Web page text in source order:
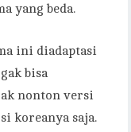
yang beda.
ini diadaptasi
bisa
nonton versi
koreanya saja.